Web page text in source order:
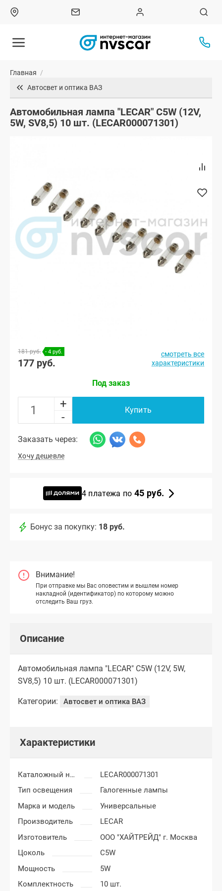
Главная /
Автосвет и оптика ВАЗ
Автомобильная лампа "LECAR" C5W (12V,
5W, SV8,5) 10 шт. (LECAR000071301)
181 руб. - 4 руб.
177 руб.
смотреть все
характеристики
Под заказ
+
-
Купить
Заказать через:
Хочу дешевле
4 платежа по 45 руб.
Бонус за покупку: 18 руб.
Внимание!
При отправке мы Вас оповестим и вышлем номер
накладной (идентификатор) по которому можно
отследить Ваш груз.
Описание
Автомобильная лампа "LECAR" C5W (12V, 5W,
SV8,5) 10 шт. (LECAR000071301)
Категории: Автосвет и оптика ВАЗ
Характеристики
Каталожный номер
LECAR000071301
Тип освещения
Галогенные лампы
Марка и модель
Универсальные
Производитель
LECAR
Изготовитель
ООО "ХАЙТРЕЙД" г. Москва
Цоколь
C5W
Мощность
5W
Комплектность
10 шт.